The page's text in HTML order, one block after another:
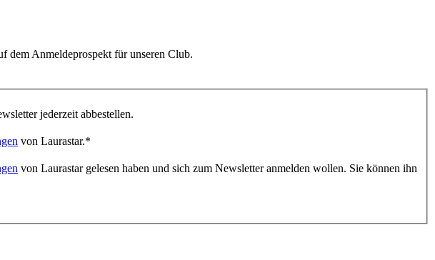
dem Anmeldeprospekt für unseren Club.
jederzeit abbestellen.
von Laurastar.*
von Laurastar gelesen haben und sich zum Newsletter anmelden wollen. Sie können ihn